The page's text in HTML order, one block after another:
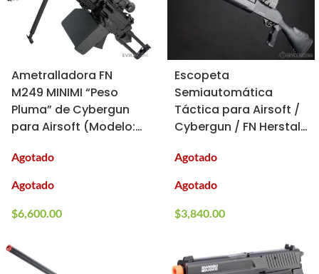
Ametralladora FN
M249 MINIMI “Peso
Pluma” de Cybergun
para Airsoft (Modelo:
de 2,500 BBs Añadido)
Agotado
Agotado
$6,600.00
Escopeta
Semiautomática
Táctica para Airsoft /
Cybergun / FN Herstal
Agotado
Agotado
$3,840.00